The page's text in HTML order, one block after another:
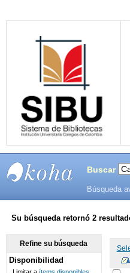
SISTEMAS
DE
BIBLIOTECAS
Buscar
Búsqueda
Su búsqueda retornó 2
Refine su búsqueda
Disponibilidad